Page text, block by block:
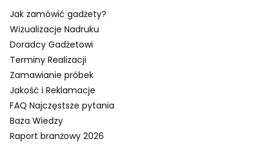
Jak zamówić gadżety?
Wizualizacje Nadruku
Doradcy Gadżetowi
Terminy Realizacji
Zamawianie próbek
Jakość i Reklamacje
FAQ Najczęstsze pytania
Baza Wiedzy
Raport branżowy 2026